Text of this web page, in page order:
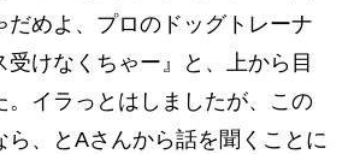
だめよ、プロのドッグトレーナ
受けなくちゃー』と、上から目
。イラっとはしましたが、この
ら、とAさんから話を聞くことに